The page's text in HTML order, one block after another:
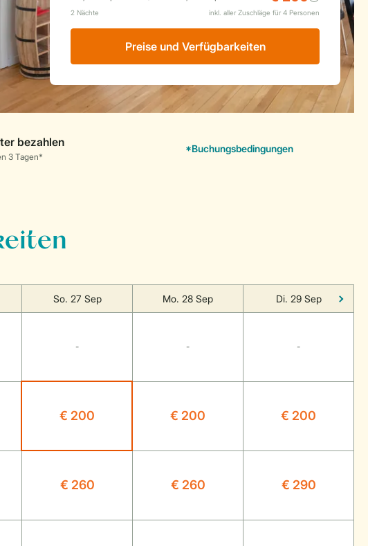
Preise und Verfügbarkeiten
So. 27 Sep Mo. 28 Sep Di. 29 Sep
- - -
€ 200 € 200 € 200
€ 260 € 260 € 290